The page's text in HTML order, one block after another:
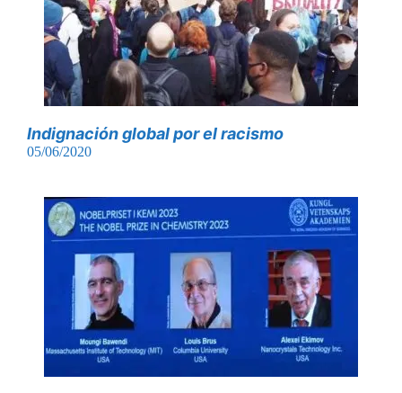
Indignación global por el racismo
05/06/2020